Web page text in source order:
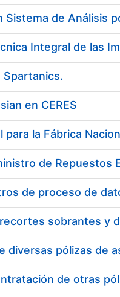
de Análisis
Spartanics.
en CERES
de Repuestos
pólizas de
de otras